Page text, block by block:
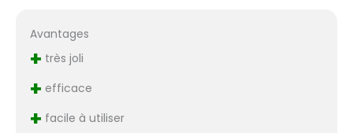
Avantages
+ très joli
+ efficace
+ facile à utiliser